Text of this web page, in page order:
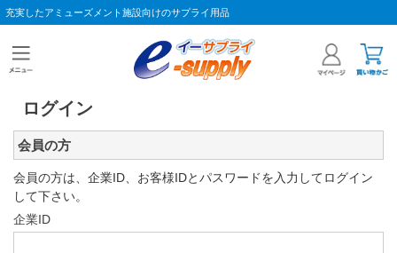
充実したアミューズメント施設向けのサプライ用品
ログイン
会員の方
会員の方は、企業ID、お客様IDとパスワードを入力してログイン
して下さい。
企業ID